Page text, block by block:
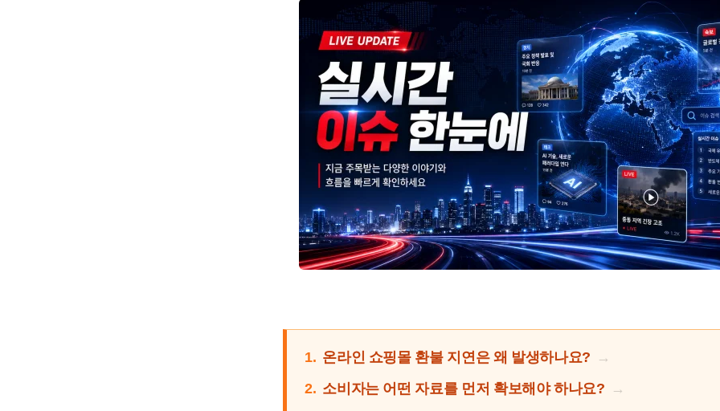
1. 온라인 쇼핑몰 환불 지연은 왜 발생하나요?
2. 소비자는 어떤 자료를 먼저 확보해야 하나요?